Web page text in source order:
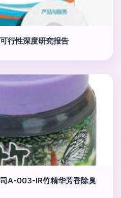
行性深度研究报告
A-003-IR竹精华芳香除臭